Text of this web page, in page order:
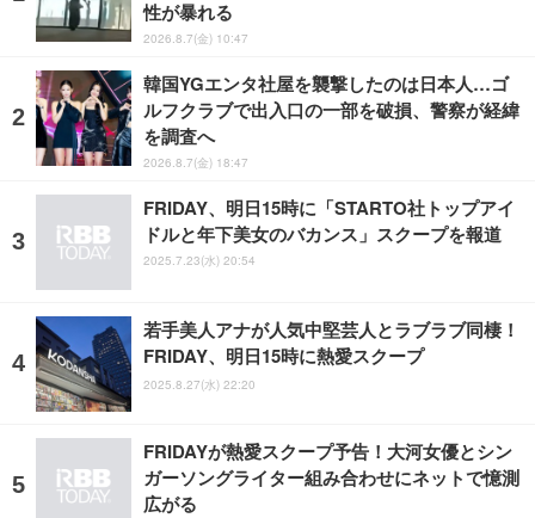
性が暴れる
2026.8.7(金) 10:47
韓国YGエンタ社屋を襲撃したのは日本人…ゴ
ルフクラブで出入口の一部を破損、警察が経緯
を調査へ
2026.8.7(金) 18:47
FRIDAY、明日15時に「STARTO社トップアイ
ドルと年下美女のバカンス」スクープを報道
2025.7.23(水) 20:54
若手美人アナが人気中堅芸人とラブラブ同棲！
FRIDAY、明日15時に熱愛スクープ
2025.8.27(水) 22:20
FRIDAYが熱愛スクープ予告！大河女優とシン
ガーソングライター組み合わせにネットで憶測
広がる